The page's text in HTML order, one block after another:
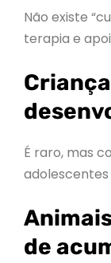
Não existe
terapia e
É raro, mas
de